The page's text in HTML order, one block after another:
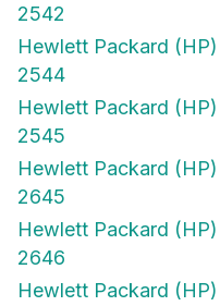
2542
Hewlett Packard
2544
Hewlett Packard
2545
Hewlett Packard
2645
Hewlett Packard
2646
Hewlett Packard